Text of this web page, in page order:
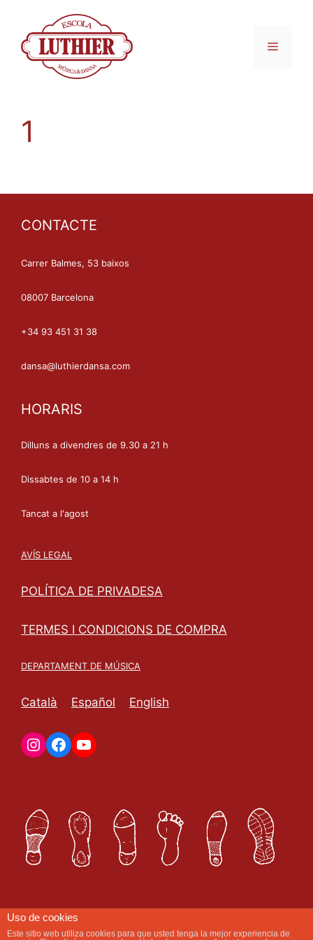
1
CONTACTE
Carrer Balmes, 53 baixos
08007 Barcelona
+34 93 451 31 38
dansa@luthierdansa.com
HORARIS
Dilluns a divendres de 9.30 a 21 h
Dissabtes de 10 a 14 h
Tancat a l'agost
AVÍS LEGAL
POLÍTICA DE PRIVADESA
TERMES I CONDICIONS DE COMPRA
DEPARTAMENT DE MÚSICA
Català Español English
Uso de cookies
Este sitio web utiliza cookies para que usted tenga la mejor experiencia de